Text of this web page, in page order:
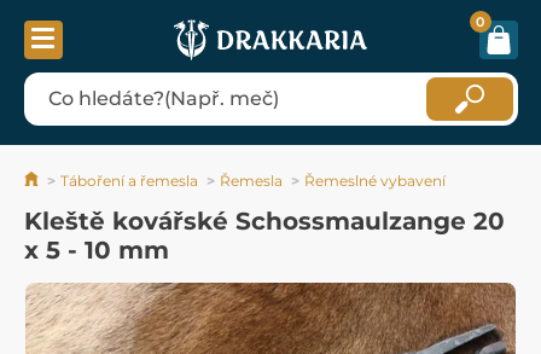
0
Táboření a řemesla Řemesla Řemeslné vybavení
Kleště kovářské Schossmaulzange 20
x 5 - 10 mm